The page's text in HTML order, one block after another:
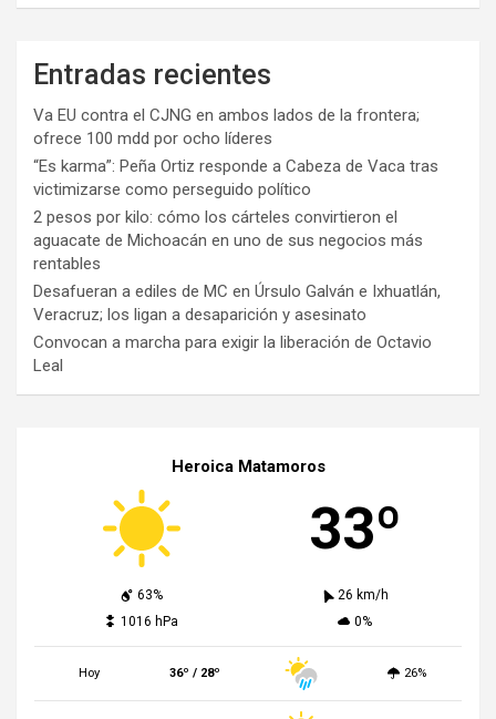
Entradas recientes
Va EU contra el CJNG en ambos lados de la frontera;
ofrece 100 mdd por ocho líderes
“Es karma”: Peña Ortiz responde a Cabeza de Vaca tras
victimizarse como perseguido político
2 pesos por kilo: cómo los cárteles convirtieron el
aguacate de Michoacán en uno de sus negocios más
rentables
Desafueran a ediles de MC en Úrsulo Galván e Ixhuatlán,
Veracruz; los ligan a desaparición y asesinato
Convocan a marcha para exigir la liberación de Octavio
Leal
Heroica Matamoros
33º
63%
26 km/h
1016 hPa
0%
Hoy 36º / 28º 26%